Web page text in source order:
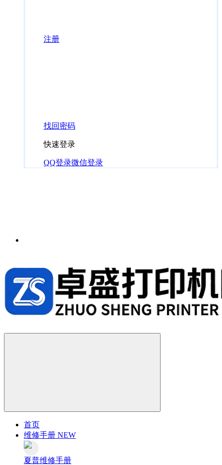
注册
找回密码
快速登录
QQ登录微信登录
首页
维修手册 NEW
夏普维修手册